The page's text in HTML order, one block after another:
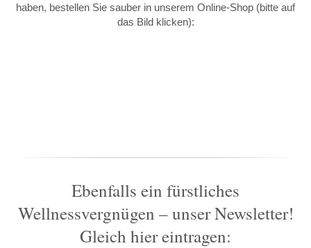
haben, bestellen Sie sauber in unserem Online-Shop (bitte auf
das Bild klicken):
Ebenfalls ein fürstliches
Wellnessvergnügen – unser Newsletter!
Gleich hier eintragen: